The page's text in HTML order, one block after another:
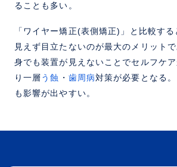
ることも多い。
「ワイヤー矯正(表側矯正)」と比較す
見えず目立たないのが最大のメリット
身でも装置が見えないことでセルフケ
り一層う蝕 ・ 歯周病対策が必要となる
も影響が出やすい。